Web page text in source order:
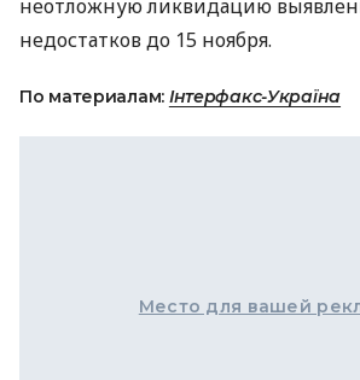
неотложную ликвидацию
недостатков до 15 ноября.
По материалам: Інтерфакс-Україна
Место для вашей